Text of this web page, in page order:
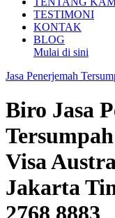
TESTIMONI
KONTAK
BLOG
Mulai di sini
Jasa Penerjemah
Biro Jasa
Visa
Jakarta